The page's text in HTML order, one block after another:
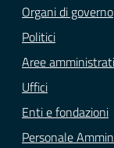
Tutti
gli
argomenti...
Seguici
su
Organi di governo
Politici
Aree
Uffici
Enti e fondazioni
Personale